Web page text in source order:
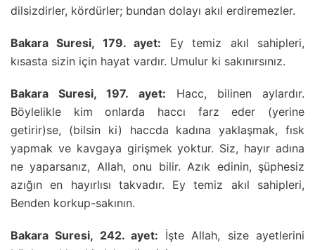
dilsizdirler, kördürler; bundan dolayı akıl erdiremezler.
Bakara Suresi, 179. ayet: Ey temiz akıl sahipleri,
kısasta sizin için hayat vardır. Umulur ki sakınırsınız.
Bakara Suresi, 197. ayet: Hacc, bilinen aylardır.
Böylelikle kim onlarda haccı farz eder (yerine
getirir)se, (bilsin ki) haccda kadına yaklaşmak, fısk
yapmak ve kavgaya girişmek yoktur. Siz, hayır adına
ne yaparsanız, Allah, onu bilir. Azık edinin, şüphesiz
azığın en hayırlısı takvadır. Ey temiz akıl sahipleri,
Benden korkup-sakının.
Bakara Suresi, 242. ayet: İşte Allah, size ayetlerini